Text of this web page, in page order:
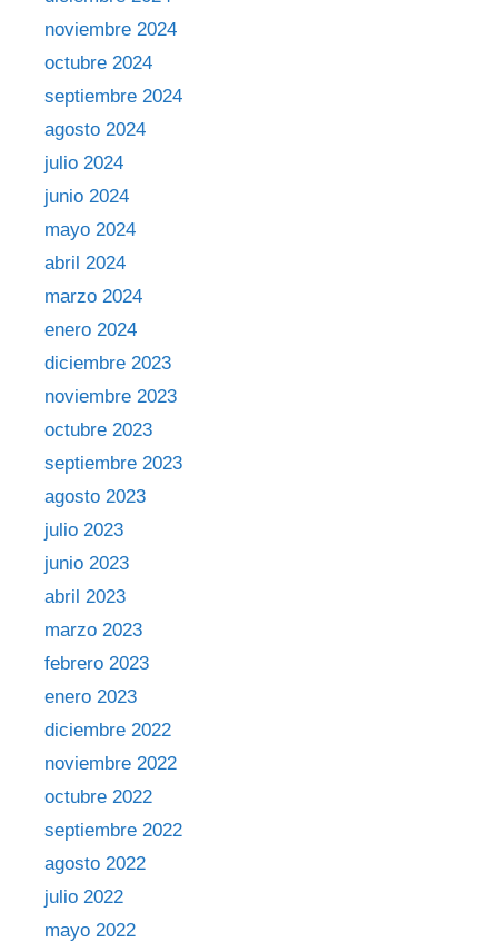
noviembre 2024
octubre 2024
septiembre 2024
agosto 2024
julio 2024
junio 2024
mayo 2024
abril 2024
marzo 2024
enero 2024
diciembre 2023
noviembre 2023
octubre 2023
septiembre 2023
agosto 2023
julio 2023
junio 2023
abril 2023
marzo 2023
febrero 2023
enero 2023
diciembre 2022
noviembre 2022
octubre 2022
septiembre 2022
agosto 2022
julio 2022
mayo 2022